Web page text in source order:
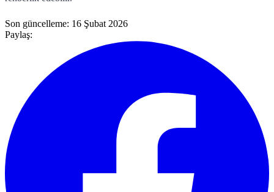
Son güncelleme: 16 Şubat 2026
Paylaş: